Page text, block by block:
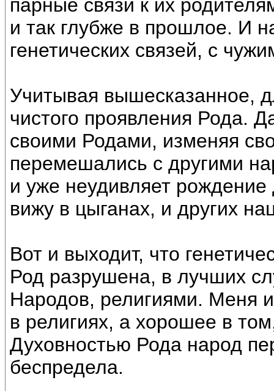
парные связи к их
и так глубже в прошлое. И
генетических связей, с
Учитывая вышесказанное,
чистого проявления Рода.
своими Родами, изменяя
перемешались с другими
и уже неудивляет
вижу в цыганах, и других
Вот и выходит, что
Род разрушена, в лучших
Народов, религиями. Меня
в религиях, а хорошее в
Духовностью Рода народ
беспредела.